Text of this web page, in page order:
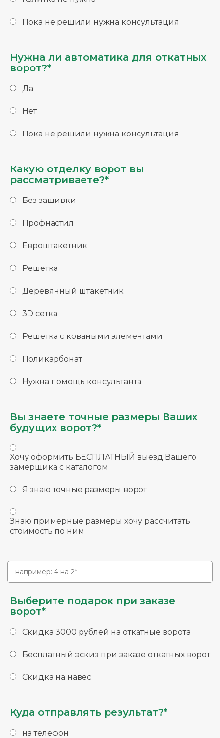
Пока не решили нужна консультация
Нужна ли автоматика для откатных
ворот?*
Да
Нет
Пока не решили нужна консультация
Какую отделку ворот вы
рассматриваете?*
Без зашивки
Профнастил
Евроштакетник
Решетка
Деревянный штакетник
3D сетка
Решетка с коваными элементами
Поликарбонат
Нужна помощь консультанта
Вы знаете точные размеры Ваших
будущих ворот?*
Хочу оформить БЕСПЛАТНЫЙ выезд Вашего
замерщика с каталогом
Я знаю точные размеры ворот
Знаю примерные размеры хочу рассчитать
стоимость по ним
Выберите подарок при заказе
ворот*
Скидка 3000 рублей на откатные ворота
Бесплатный эскиз при заказе откатных ворот
Скидка на навес
Куда отправлять результат?*
на телефон